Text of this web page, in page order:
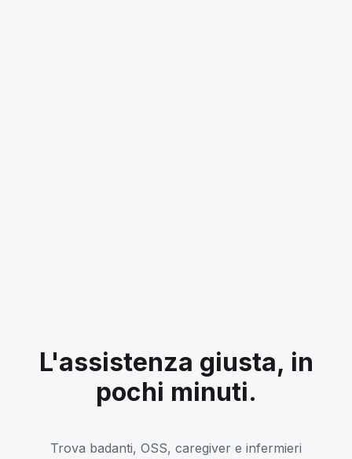
L'assistenza giusta, in
pochi minuti.
Trova badanti, OSS, caregiver e infermieri